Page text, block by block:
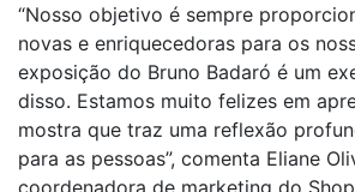
“Nosso objetivo é sempre
novas e enriquecedoras para os
exposição do Bruno Badaró é um
disso. Estamos muito felizes em
mostra que traz uma reflexão
para as pessoas”, comenta Eliane
coordenadora de marketing do